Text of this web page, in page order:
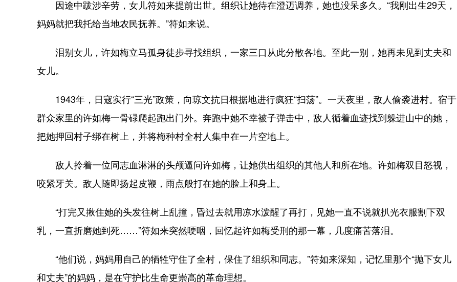
因途中跋涉辛劳，女儿符如来提前出世。组织让她待在澄迈调养，她也没呆多久。“我刚出生29天，
妈妈就把我托给当地农民抚养。”符如来说。
泪别女儿，许如梅立马孤身徒步寻找组织，一家三口从此分散各地。至此一别，她再未见到丈夫和
女儿。
1943年，日寇实行“三光”政策，向琼文抗日根据地进行疯狂“扫荡”。一天夜里，敌人偷袭进村。宿于
群众家里的许如梅一骨碌爬起跑出门外。奔跑中她不幸被子弹击中，敌人循着血迹找到躲进山中的她，
把她押回村子绑在树上，并将梅种村全村人集中在一片空地上。
敌人拎着一位同志血淋淋的头颅逼问许如梅，让她供出组织的其他人和所在地。许如梅双目怒视，
咬紧牙关。敌人随即扬起皮鞭，雨点般打在她的脸上和身上。
“打完又揪住她的头发往树上乱撞，昏过去就用凉水泼醒了再打，见她一直不说就扒光衣服割下双
乳，一直折磨她到死……”符如来突然哽咽，回忆起许如梅受刑的那一幕，几度痛苦落泪。
“他们说，妈妈用自己的牺牲守住了全村，保住了组织和同志。”符如来深知，记忆里那个“抛下女儿
和丈夫”的妈妈，是在守护比生命更崇高的革命理想。